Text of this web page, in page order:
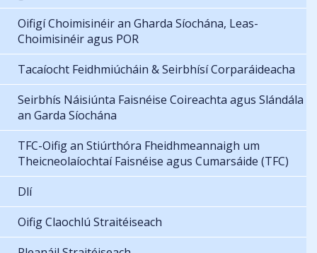
Oifigí Choimisinéir an Gharda Síochána, Leas-
Choimisinéir agus POR
Tacaíocht Feidhmiúcháin & Seirbhísí Corparáideacha
Seirbhís Náisiúnta Faisnéise Coireachta agus Slándála
an Garda Síochána
TFC-Oifig an Stiúrthóra Fheidhmeannaigh um
Theicneolaíochtaí Faisnéise agus Cumarsáide (TFC)
Dlí
Oifig Claochlú Straitéiseach